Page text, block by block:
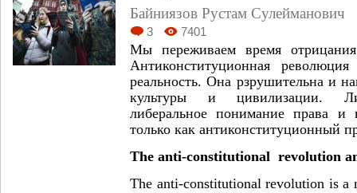
Байниязов Рустам Сулейманович
3 7401
Мы переживаем время
Антиконституционная
реальность. Она рзрушительна и
культуры и цивилизации.
либеральное понимание права и
только как антиконституционный
The anti-constitutional revolution
The anti-constitutional revolution is a